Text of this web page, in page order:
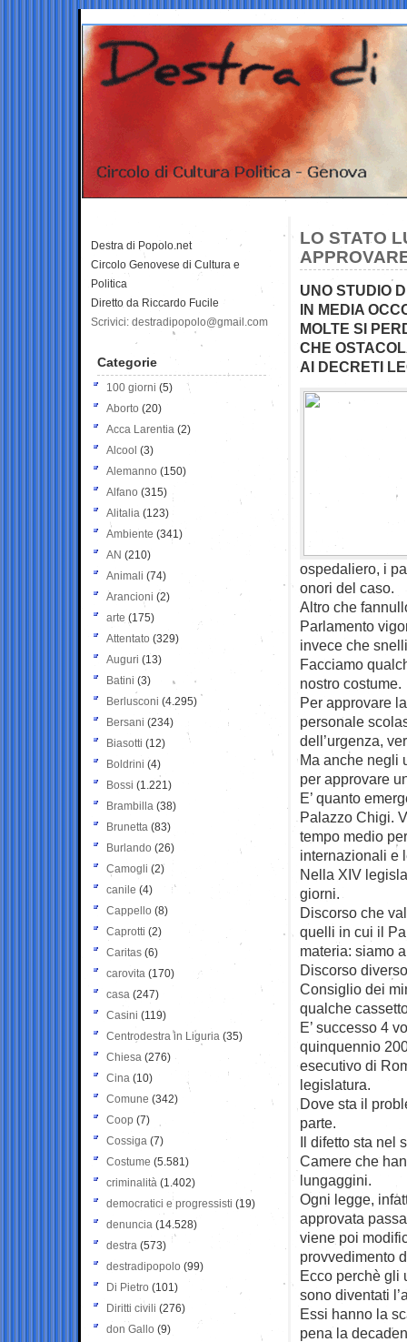
LO STATO
UNO STUDIO
IN MEDIA
MOLTE SI
CHE
AI DECRETI
ospedaliero, i
onori del caso.
Altro che
Parlamento
invece che
Facciamo
nostro costume.
Per approvare
personale
dell’urgenza,
Ma anche negli
per approvare
E’ quanto
Palazzo Chigi.
tempo medio
internazionali e
Nella XIV
giorni.
Discorso che
quelli in cui il
materia: siamo
Discorso
Consiglio dei
qualche
E’ successo 4
quinquennio
esecutivo di
legislatura.
Dove sta il
parte.
Il difetto sta nel
Camere che
lungaggini.
Ogni legge,
approvata
viene poi
provvedimento
Ecco perchè gli
sono diventati
Essi hanno la
pena la
Destra di Popolo.net
Circolo Genovese di Cultura e
Politica
Diretto da Riccardo Fucile
Scrivici: destradipopolo@gmail.com
Categorie
100 giorni (5)
Aborto (20)
Acca Larentia (2)
Alcool (3)
Alemanno (150)
Alfano (315)
Alitalia (123)
Ambiente (341)
AN (210)
Animali (74)
Arancioni (2)
arte (175)
Attentato (329)
Auguri (13)
Batini (3)
Berlusconi (4.295)
Bersani (234)
Biasotti (12)
Boldrini (4)
Bossi (1.221)
Brambilla (38)
Brunetta (83)
Burlando (26)
Camogli (2)
canile (4)
Cappello (8)
Caprotti (2)
Caritas (6)
carovita (170)
casa (247)
Casini (119)
Centrodestra in Liguria (35)
Chiesa (276)
Cina (10)
Comune (342)
Coop (7)
Cossiga (7)
Costume (5.581)
criminalità (1.402)
democratici e progressisti (19)
denuncia (14.528)
destra (573)
destradipopolo (99)
Di Pietro (101)
Diritti civili (276)
don Gallo (9)